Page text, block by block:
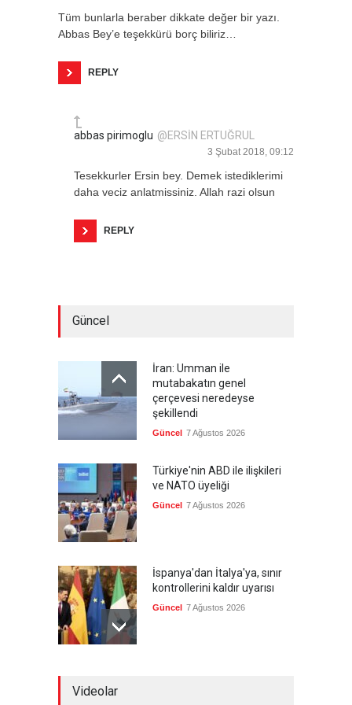
Tüm bunlarla beraber dikkate değer bir yazı.
Abbas Bey’e teşekkürü borç biliriz…
REPLY
abbas pirimoglu @ERSİN ERTUĞRUL
3 Şubat 2018, 09:12
Tesekkurler Ersin bey. Demek istediklerimi
daha veciz anlatmissiniz. Allah razi olsun
REPLY
Güncel
İran: Umman ile
mutabakatın genel
çerçevesi neredeyse
şekillendi
Güncel 7 Ağustos 2026
Türkiye'nin ABD ile ilişkileri
ve NATO üyeliği
Güncel 7 Ağustos 2026
İspanya'dan İtalya'ya, sınır
kontrollerini kaldır uyarısı
Güncel 7 Ağustos 2026
Videolar